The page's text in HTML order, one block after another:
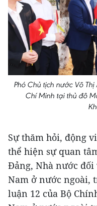
Phó Chủ tịch nước Võ
Chí Minh tại thủ đô
Sự thăm hỏi, động
thể hiện sự quan
Đảng, Nhà nước
Nam ở nước ngoài,
luận 12 của Bộ